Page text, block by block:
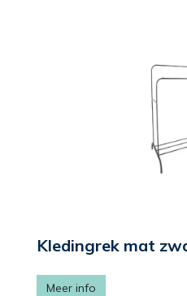
Kledingrek mat
Meer info